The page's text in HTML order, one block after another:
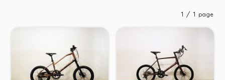
1 / 1 page